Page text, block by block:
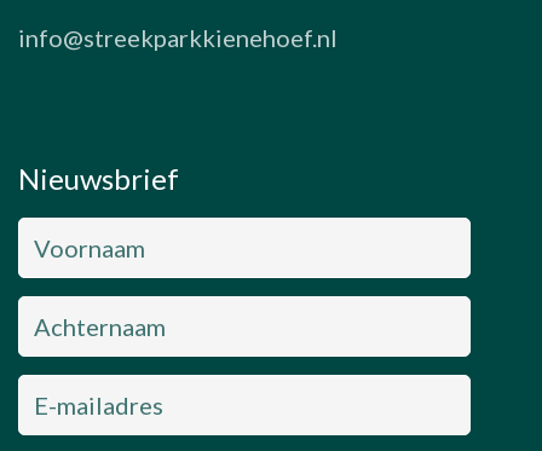
info@streekparkkienehoef.nl
Nieuwsbrief